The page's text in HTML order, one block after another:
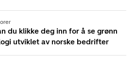
du klikke deg inn for å se grønn
utviklet av norske bedrifter